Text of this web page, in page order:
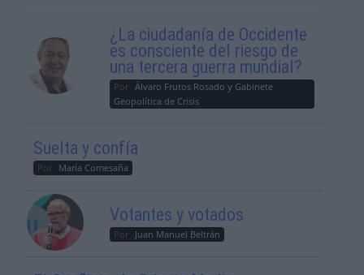
¿La ciudadanía de Occidente
es consciente del riesgo de
una tercera guerra mundial?
Por Álvaro Frutos Rosado y Gabinete
Geopolítica de Crisis
Suelta y confía
Por María Comesaña
Votantes y votados
Por Juan Manuel Beltrán